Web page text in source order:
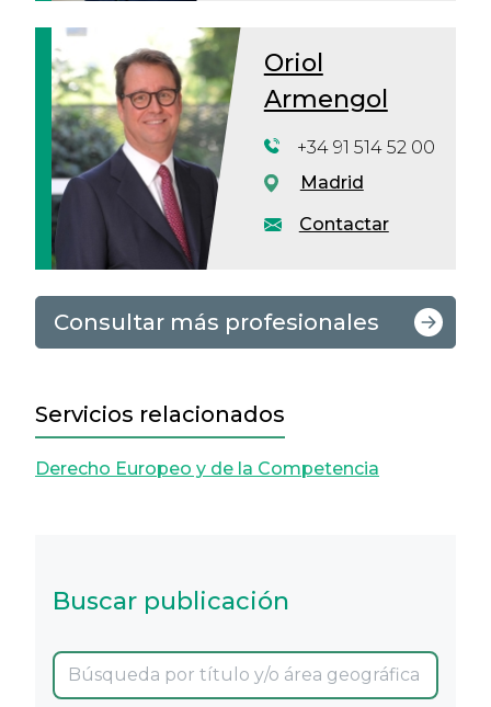
Oriol
Armengol
Contactar
+34 91 514 52 00
Madrid
Consultar más profesionales
Servicios relacionados
Derecho Europeo y de la Competencia
Buscar publicación